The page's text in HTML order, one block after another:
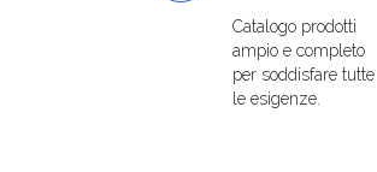
Catalogo prodotti
ampio e completo
per soddisfare tutte
le esigenze.